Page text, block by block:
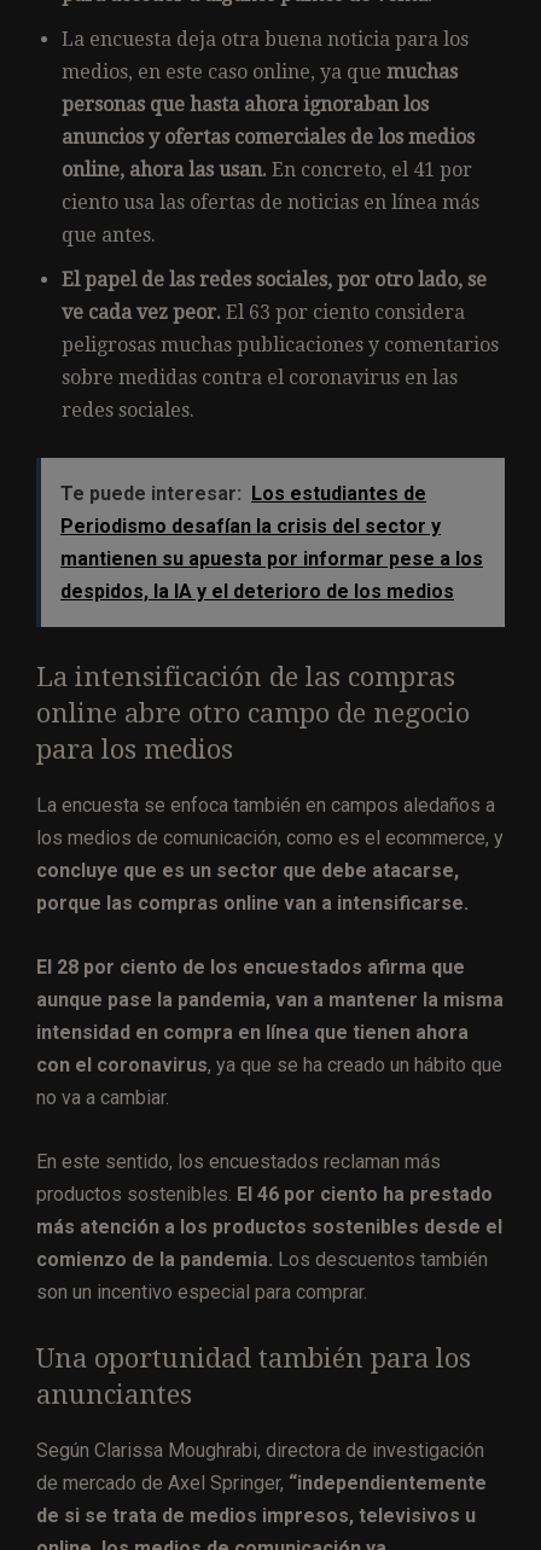
La encuesta deja otra buena noticia para los
medios, en este caso online, ya que muchas
personas que hasta ahora ignoraban los
anuncios y ofertas comerciales de los medios
online, ahora las usan. En concreto, el 41 por
ciento usa las ofertas de noticias en línea más
que antes.
El papel de las redes sociales, por otro lado, se
ve cada vez peor. El 63 por ciento considera
peligrosas muchas publicaciones y comentarios
sobre medidas contra el coronavirus en las
redes sociales.
Te puede interesar: Los estudiantes de
Periodismo desafían la crisis del sector y
mantienen su apuesta por informar pese a los
despidos, la IA y el deterioro de los medios
La intensificación de las compras
online abre otro campo de negocio
para los medios
La encuesta se enfoca también en campos aledaños a
los medios de comunicación, como es el ecommerce, y
concluye que es un sector que debe atacarse,
porque las compras online van a intensificarse.
El 28 por ciento de los encuestados afirma que
aunque pase la pandemia, van a mantener la misma
intensidad en compra en línea que tienen ahora
con el coronavirus, ya que se ha creado un hábito que
no va a cambiar.
En este sentido, los encuestados reclaman más
productos sostenibles. El 46 por ciento ha prestado
más atención a los productos sostenibles desde el
comienzo de la pandemia. Los descuentos también
son un incentivo especial para comprar.
Una oportunidad también para los
anunciantes
Según Clarissa Moughrabi, directora de investigación
de mercado de Axel Springer, “independientemente
de si se trata de medios impresos, televisivos u